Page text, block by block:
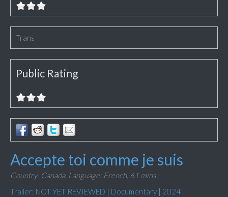
Trans
Public Rating
Accepte toi comme je suis
Country: Canada, Language: French, 61 mins
Trailer: NOT YET REVIEWED | Documentary | 2024